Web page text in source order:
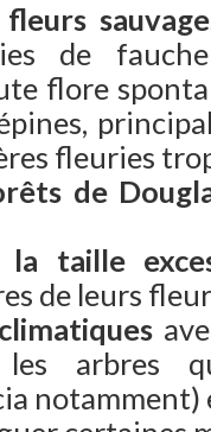
de
flore
fleuries
de
taille
de leurs
arbres